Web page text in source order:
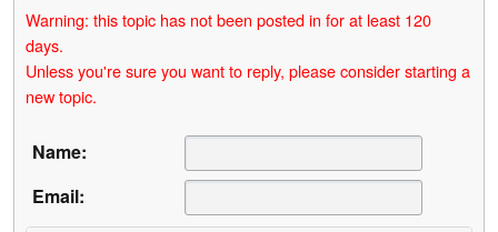
Warning: this topic has not been posted in for at least 120
days.
Unless you're sure you want to reply, please consider starting a
new topic.
Name:
Email: